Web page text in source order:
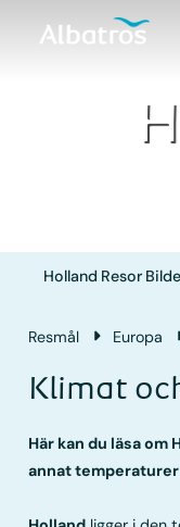
Holland Resor
Resmål Europa
Klimat
Här kan du läsa om
annat